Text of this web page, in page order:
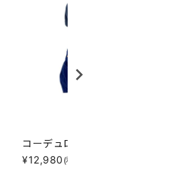
コーデュロイサロペＰＴ
¥12,980 (税込)